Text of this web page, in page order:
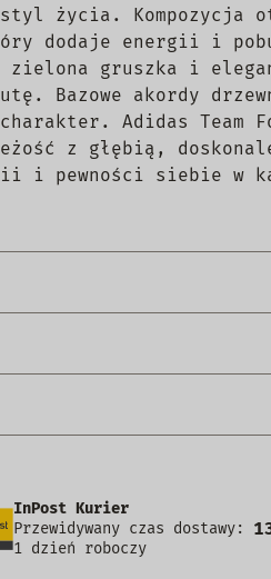
styl życia. Kompozycja
dodaje energii i
zielona gruszka i
Bazowe akordy
Adidas Team
z głębią,
i pewności siebie w
InPost Kurier
Przewidywany czas dostawy:
1 dzień roboczy